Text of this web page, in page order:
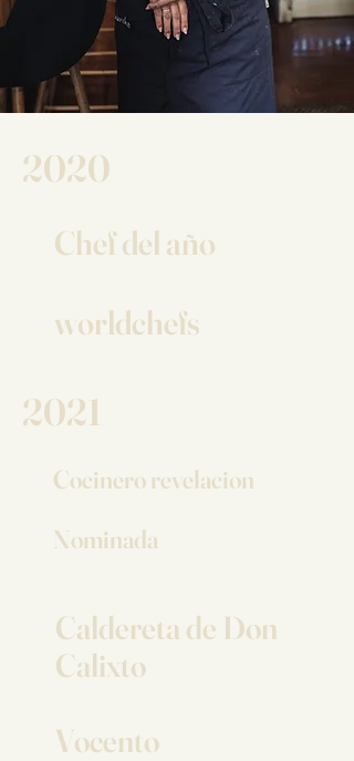
2020
Chef del año
worldchefs
2021
Cocinero revelacion
Nominada
Caldereta de Don
Calixto
Vocento